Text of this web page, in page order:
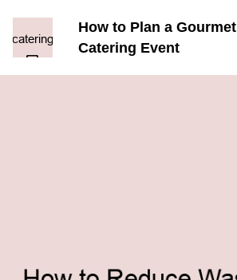
How to Plan a Gourmet
Catering Event